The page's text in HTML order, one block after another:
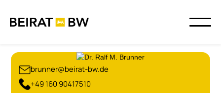
brunner@beirat-bw.de
+49 160 90417510